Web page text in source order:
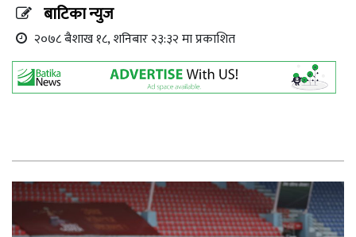
बाटिका न्युज
२०७८ बैशाख १८, शनिबार २३:३२ मा प्रकाशित